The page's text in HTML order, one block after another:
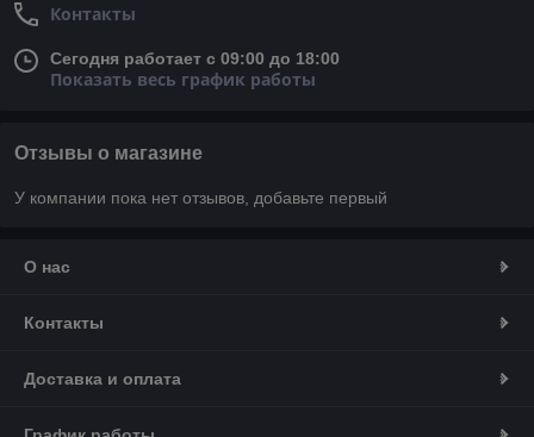
Контакты
Сегодня работает с 09:00 до 18:00
Показать весь график работы
Отзывы о магазине
У компании пока нет отзывов, добавьте первый
О нас
Контакты
Доставка и оплата